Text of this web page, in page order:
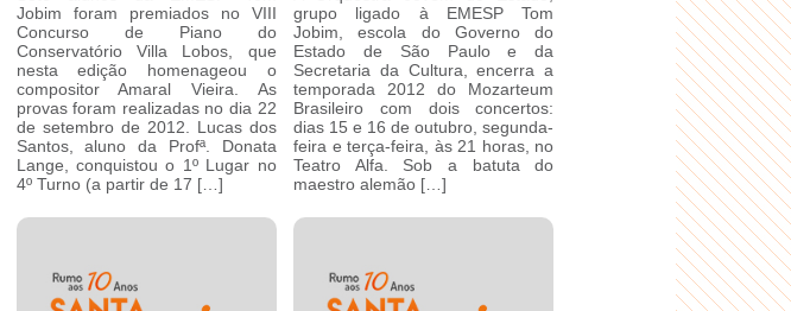
Jobim foram premiados no VIII
Concurso de Piano do
Conservatório Villa Lobos, que
nesta edição homenageou o
compositor Amaral Vieira. As
provas foram realizadas no dia 22
de setembro de 2012. Lucas dos
Santos, aluno da Profª. Donata
Lange, conquistou o 1º Lugar no
4º Turno (a partir de 17 […]
grupo ligado à EMESP Tom
Jobim, escola do Governo do
Estado de São Paulo e da
Secretaria da Cultura, encerra a
temporada 2012 do Mozarteum
Brasileiro com dois concertos:
dias 15 e 16 de outubro, segunda-
feira e terça-feira, às 21 horas, no
Teatro Alfa. Sob a batuta do
maestro alemão […]